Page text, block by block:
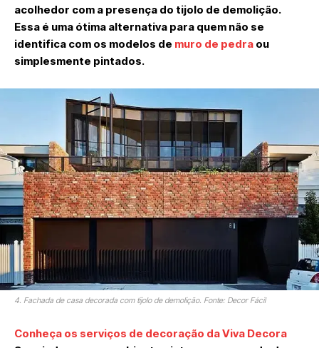
acolhedor com a presença do tijolo de demolição.
Essa é uma ótima alternativa para quem não se
identifica com os modelos de muro de pedra ou
simplesmente pintados.
4. Fachada de casa decorada com tijolo de demolição. Fonte: Decor Fácil
Conheça os serviços de decoração da Viva Decora